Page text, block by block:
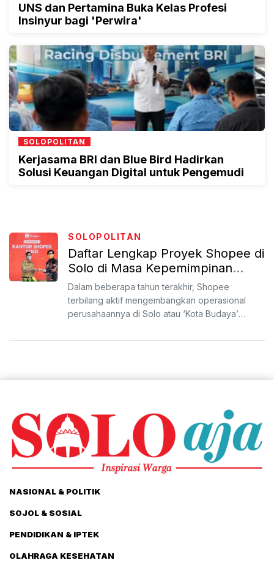
UNS dan Pertamina Buka Kelas Profesi
Insinyur bagi 'Perwira'
SOLOPOLITAN
Kerjasama BRI dan Blue Bird Hadirkan
Solusi Keuangan Digital untuk Pengemudi
SOLOPOLITAN
Daftar Lengkap Proyek Shopee di
Solo di Masa Kepemimpinan
Gibran
Dalam beberapa tahun terakhir, Shopee
terbilang aktif mengembangkan operasional
perusahaannya di Solo atau ‘Kota Budaya’
NASIONAL & POLITIK
SOJOL & SOSIAL
PENDIDIKAN & IPTEK
OLAHRAGA KESEHATAN